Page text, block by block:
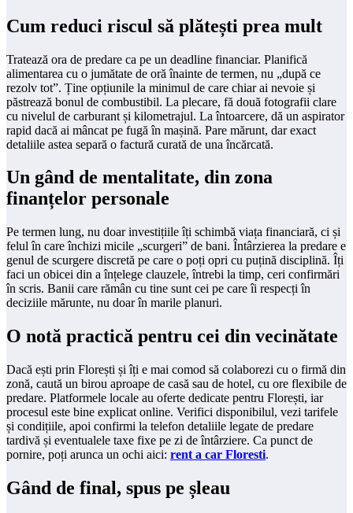
Cum reduci riscul să plătești prea mult
Tratează ora de predare ca pe un deadline financiar. Planifică
alimentarea cu o jumătate de oră înainte de termen, nu „după ce
rezolv tot”. Ține opțiunile la minimul de care chiar ai nevoie și
păstrează bonul de combustibil. La plecare, fă două fotografii clare
cu nivelul de carburant și kilometrajul. La întoarcere, dă un aspirator
rapid dacă ai mâncat pe fugă în mașină. Pare mărunt, dar exact
detaliile astea separă o factură curată de una încărcată.
Un gând de mentalitate, din zona
finanțelor personale
Pe termen lung, nu doar investițiile îți schimbă viața financiară, ci și
felul în care închizi micile „scurgeri” de bani. Întârzierea la predare e
genul de scurgere discretă pe care o poți opri cu puțină disciplină. Îți
faci un obicei din a înțelege clauzele, întrebi la timp, ceri confirmări
în scris. Banii care rămân cu tine sunt cei pe care îi respecți în
deciziile mărunte, nu doar în marile planuri.
O notă practică pentru cei din vecinătate
Dacă ești prin Florești și îți e mai comod să colaborezi cu o firmă din
zonă, caută un birou aproape de casă sau de hotel, cu ore flexibile de
predare. Platformele locale au oferte dedicate pentru Florești, iar
procesul este bine explicat online. Verifici disponibilul, vezi tarifele
și condițiile, apoi confirmi la telefon detaliile legate de predare
tardivă și eventualele taxe fixe pe zi de întârziere. Ca punct de
pornire, poți arunca un ochi aici: rent a car Floresti.
Gând de final, spus pe șleau